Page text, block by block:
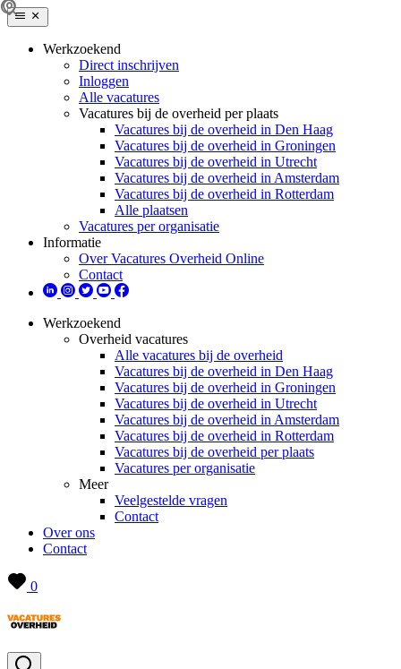
Werkzoekend
Direct inschrijven
Inloggen
Alle vacatures
Vacatures bij de overheid per plaats
Vacatures bij de overheid in Den Haag
Vacatures bij de overheid in Groningen
Vacatures bij de overheid in Utrecht
Vacatures bij de overheid in Amsterdam
Vacatures bij de overheid in Rotterdam
Alle plaatsen
Vacatures per organisatie
Informatie
Over Vacatures Overheid Online
Contact
Werkzoekend
Overheid vacatures
Alle vacatures bij de overheid
Vacatures bij de overheid in Den Haag
Vacatures bij de overheid in Groningen
Vacatures bij de overheid in Utrecht
Vacatures bij de overheid in Amsterdam
Vacatures bij de overheid in Rotterdam
Vacatures bij de overheid per plaats
Vacatures per organisatie
Meer
Veelgestelde vragen
Contact
Over ons
Contact
0